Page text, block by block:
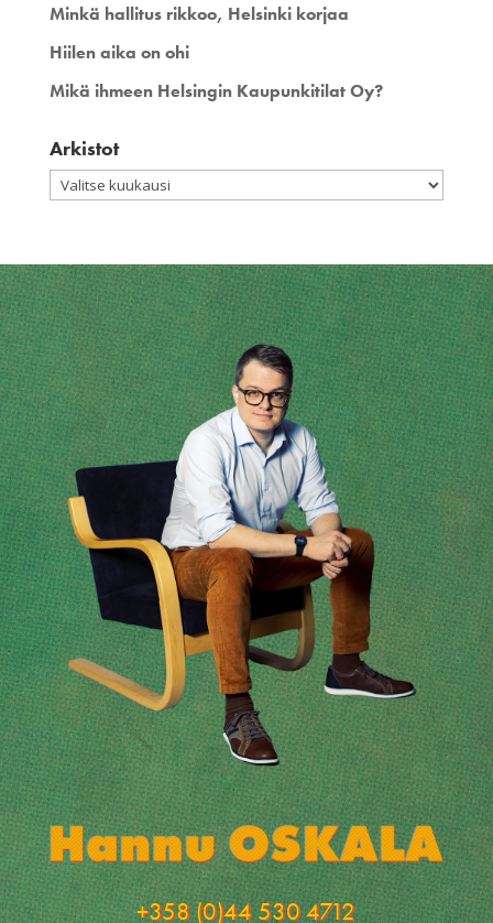
Minkä hallitus rikkoo, Helsinki korjaa
Hiilen aika on ohi
Mikä ihmeen Helsingin Kaupunkitilat Oy?
Arkistot
Arkistot
+358 (0)44 530 4712